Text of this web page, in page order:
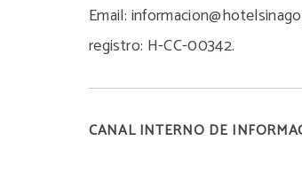
Email:
registro: H-CC-00342.
CANAL INTERNO DE